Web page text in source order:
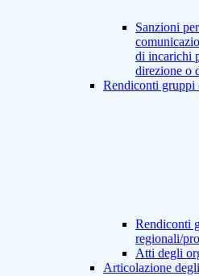
Sanzioni
di incarichi
direzione o
Rendiconti
Rendiconti
regionali/
Atti degli
Articolazione